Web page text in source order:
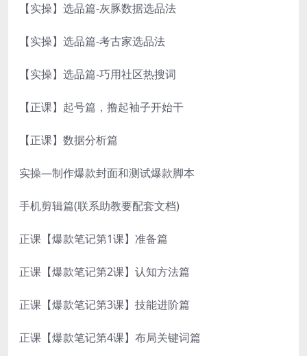
【实操】选品篇-灰豚数据选品法
【实操】选品篇-考古家选品法
【实操】选品篇-巧用社区热搜词
【正课】起号篇，撸起袖子开始干
【正课】数据分析篇
实操—制作爆款封面和测试爆款脚本
手机剪辑篇(联系助教要配套文档)
正课【爆款笔记第1课】准备篇
正课【爆款笔记第2课】认知方法篇
正课【爆款笔记第3课】技能进阶篇
正课【爆款笔记第4课】布局关键词篇